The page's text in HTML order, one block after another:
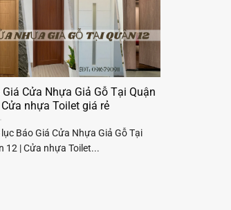
Giá Cửa Nhựa Giả Gỗ Tại Quận
nhựa Toilet giá rẻ
Báo Giá Cửa Nhựa Giả Gỗ Tại
12 | Cửa nhựa Toilet...